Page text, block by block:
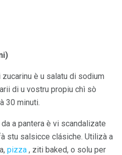
è u salatu di sodium
di u vostru propiu chì sò
30 minuti.
a pantera è vi scandalizate
stu salsicce clásiche. Utilizà a
pizza , ziti baked, o solu per